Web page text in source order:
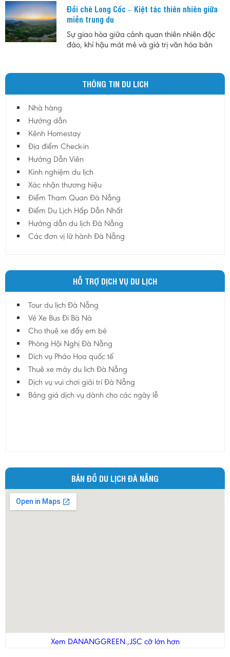
dân và du khách những trải nghiệm độc đáo
giữa không gian biển về đêm với sự kết hợp
của ánh sáng, ẩm thực và âm nhạc.
Đồi chè Long Cốc – Kiệt tác thiên nhiên giữa
miền trung du
Sự giao hòa giữa cảnh quan thiên nhiên độc
đáo, khí hậu mát mẻ và giá trị văn hóa bản
tiếng, nơi đây còn được xem là biểu tượng của
du lịch sinh thái Phú Thọ, góp phần quảng bá
hình ảnh vùng trung du Việt Nam đến với du
THÔNG TIN DU LICH
Nhà hàng
Hướng dẫn
Kênh Homestay
Địa điểm Check-in
Hướng Dẫn Viên
Kinh nghiệm du lịch
Xác nhận thương hiệu
Điểm Tham Quan Đà Nẵng
Điểm Du Lịch Hấp Dẫn Nhất
Hướng dẫn du lịch Đà Nẵng
Các đơn vị lữ hành Đà Nẵng
HỖ TRỢ DỊCH VỤ DU LỊCH
Tour du lịch Đà Nẵng
Vé Xe Bus Đi Bà Nà
Cho thuê xe đẩy em bé
Phòng Hội Nghị Đà Nẵng
Dich vụ Pháo Hoa quốc tế
Thuê xe máy du lich Đà Nẵng
Dịch vụ vui chơi giải trí Đà Nẵng
Bảng giá dịch vụ dành cho các ngày lễ
BẢN ĐỒ DU LỊCH ĐÀ NẴNG
Xem DANANGGREEN.,JSC cỡ lớn hơn